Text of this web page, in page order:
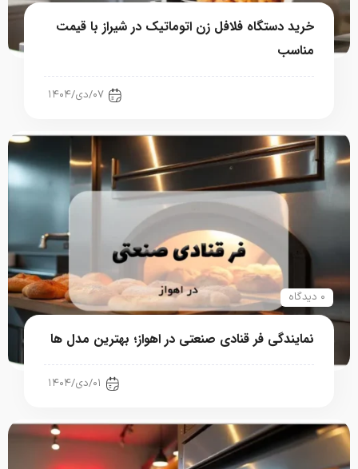
خرید دستگاه فلافل زن اتوماتیک در شیراز با قیمت
مناسب
۰۷/دی/۱۴۰۴
۰ دیدگاه
نمایندگی فر قنادی صنعتی در اهواز؛ بهترین مدل ها
۰۱/دی/۱۴۰۴